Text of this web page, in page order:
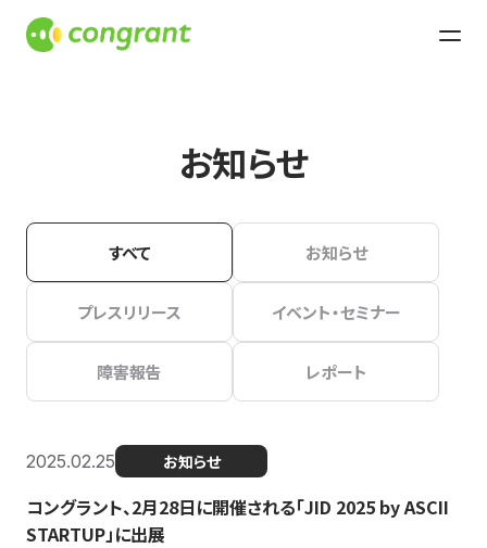
お知らせ
すべて お知らせ
プレスリリース イベント・セミナー
障害報告 レポート
2025.02.25 お知らせ
コングラント、2月28日に開催される「JID 2025 by ASCII
STARTUP」に出展